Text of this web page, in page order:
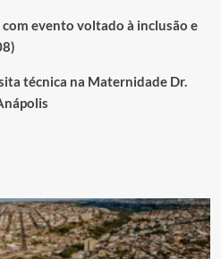
evento voltado à inclusão e
técnica na Maternidade Dr.